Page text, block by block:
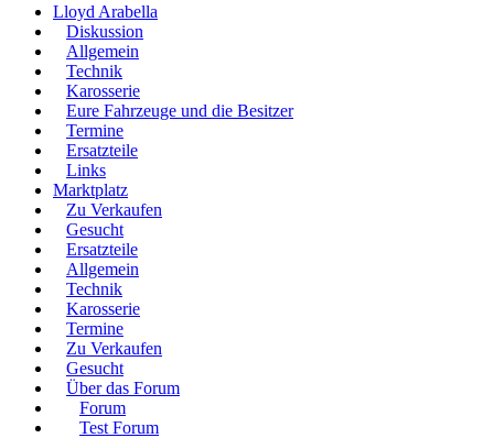
Lloyd Arabella
Diskussion
Allgemein
Technik
Karosserie
Eure Fahrzeuge und die Besitzer
Termine
Ersatzteile
Links
Marktplatz
Zu Verkaufen
Gesucht
Ersatzteile
Allgemein
Technik
Karosserie
Termine
Zu Verkaufen
Gesucht
Über das Forum
Forum
Test Forum